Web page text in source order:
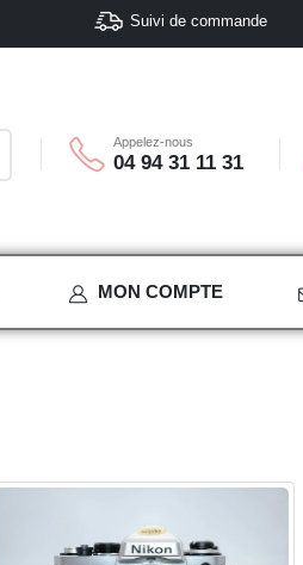
Suivi de commande
Appelez-nous
04 94 31 11 31
MON COMPTE